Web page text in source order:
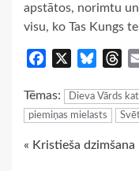
apstātos, norimtu
visu, ko Tas Kungs
Facebook Bluesky
Tēmas: Dieva Vārds
piemiņas mielasts
Continue
« Kristieša dzimšana